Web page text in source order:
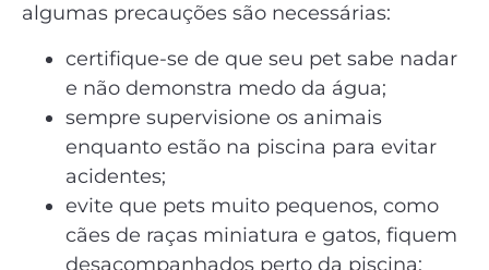
algumas precauções são necessárias:
certifique-se de que seu pet sabe nadar
e não demonstra medo da água;
sempre supervisione os animais
enquanto estão na piscina para evitar
acidentes;
evite que pets muito pequenos, como
cães de raças miniatura e gatos, fiquem
desacompanhados perto da piscina;